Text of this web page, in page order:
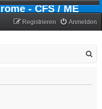
- CFS / ME
Anmelden
Registrieren